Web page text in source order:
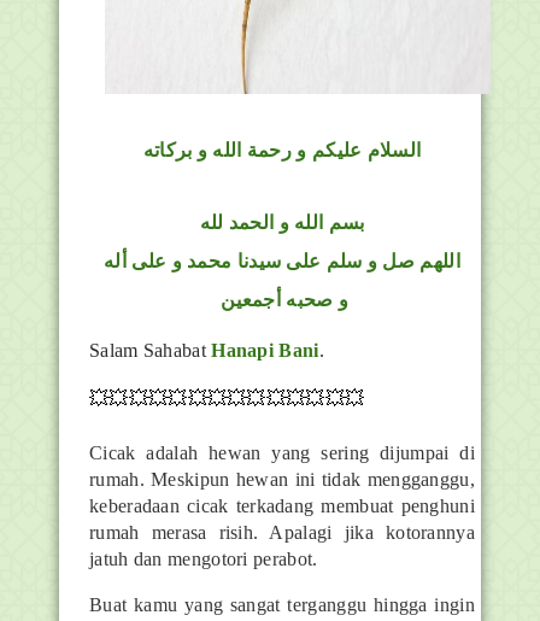
السلام عليكم و رحمة الله و بركاته
بسم الله و الحمد لله
اللهم صل و سلم على سيدنا محمد و على أله
و صحبه أجمعين
Salam SahabatHanapi Bani.
💥💥💥💥💥💥💥💥💥💥💥💥💥💥
Cicak adalah hewan yang sering dijumpai di
rumah. Meskipun hewan ini tidak mengganggu,
keberadaan cicak terkadang membuat penghuni
rumah merasa risih. Apalagi jika kotorannya
jatuh dan mengotori perabot.
Buat kamu yang sangat terganggu hingga ingin